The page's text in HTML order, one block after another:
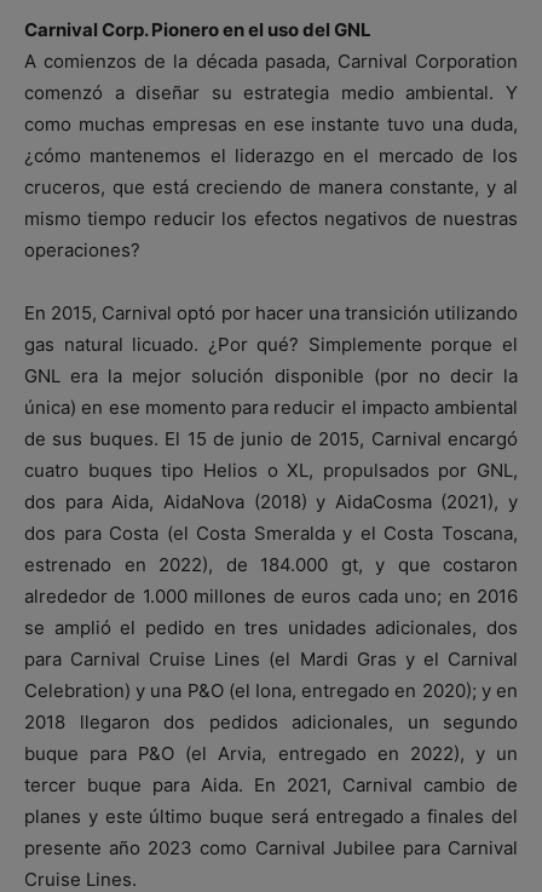
Carnival Corp. Pionero en el uso del GNL
A comienzos de la década pasada, Carnival Corporation
comenzó a diseñar su estrategia medio ambiental. Y
como muchas empresas en ese instante tuvo una duda,
¿cómo mantenemos el liderazgo en el mercado de los
cruceros, que está creciendo de manera constante, y al
mismo tiempo reducir los efectos negativos de nuestras
operaciones?
En 2015, Carnival optó por hacer una transición utilizando
gas natural licuado. ¿Por qué? Simplemente porque el
GNL era la mejor solución disponible (por no decir la
única) en ese momento para reducir el impacto ambiental
de sus buques. El 15 de junio de 2015, Carnival encargó
cuatro buques tipo Helios o XL, propulsados por GNL,
dos para Aida, AidaNova (2018) y AidaCosma (2021), y
dos para Costa (el Costa Smeralda y el Costa Toscana,
estrenado en 2022), de 184.000 gt, y que costaron
alrededor de 1.000 millones de euros cada uno; en 2016
se amplió el pedido en tres unidades adicionales, dos
para Carnival Cruise Lines (el Mardi Gras y el Carnival
Celebration) y una P&O (el Iona, entregado en 2020); y en
2018 llegaron dos pedidos adicionales, un segundo
buque para P&O (el Arvia, entregado en 2022), y un
tercer buque para Aida. En 2021, Carnival cambio de
planes y este último buque será entregado a finales del
presente año 2023 como Carnival Jubilee para Carnival
Cruise Lines.